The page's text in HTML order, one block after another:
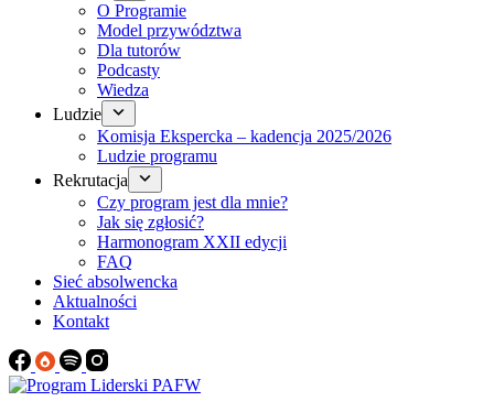
O Programie
Model przywództwa
Dla tutorów
Podcasty
Wiedza
Ludzie
Komisja Ekspercka – kadencja 2025/2026
Ludzie programu
Rekrutacja
Czy program jest dla mnie?
Jak się zgłosić?
Harmonogram XXII edycji
FAQ
Sieć absolwencka
Aktualności
Kontakt